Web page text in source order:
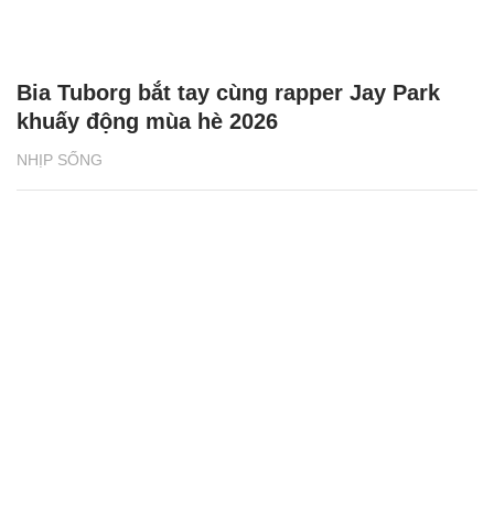
NHỊP SỐNG
Bia Tuborg bắt tay cùng rapper Jay Park
khuấy động mùa hè 2026